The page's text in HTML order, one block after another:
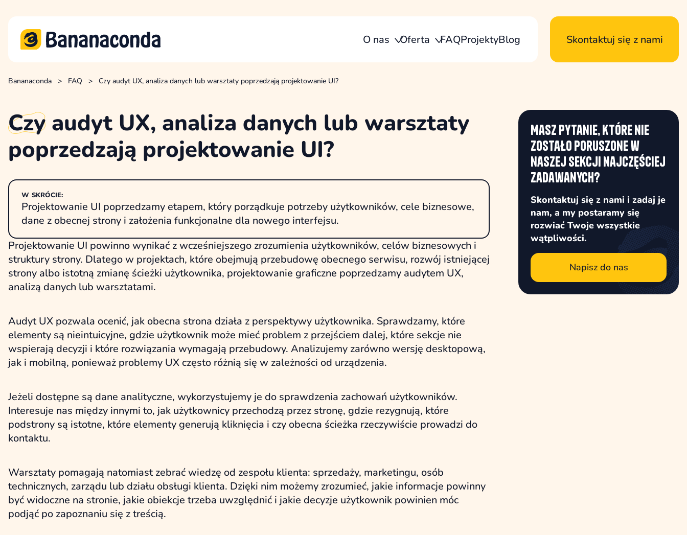
O nas Oferta FAQProjektyBlog Skontaktuj się z nami
Bananaconda > FAQ > Czy audyt UX, analiza danych lub warsztaty poprzedzają projektowanie UI?
Czy audyt UX, analiza danych lub warsztaty
poprzedzają projektowanie UI?
W SKRÓCIE:
Projektowanie UI poprzedzamy etapem, który porządkuje potrzeby użytkowników, cele biznesowe,
dane z obecnej strony i założenia funkcjonalne dla nowego interfejsu.
Projektowanie UI powinno wynikać z wcześniejszego zrozumienia użytkowników, celów biznesowych i
struktury strony. Dlatego w projektach, które obejmują przebudowę obecnego serwisu, rozwój istniejącej
strony albo istotną zmianę ścieżki użytkownika, projektowanie graficzne poprzedzamy audytem UX,
analizą danych lub warsztatami.
Audyt UX pozwala ocenić, jak obecna strona działa z perspektywy użytkownika. Sprawdzamy, które
elementy są nieintuicyjne, gdzie użytkownik może mieć problem z przejściem dalej, które sekcje nie
wspierają decyzji i które rozwiązania wymagają przebudowy. Analizujemy zarówno wersję desktopową,
jak i mobilną, ponieważ problemy UX często różnią się w zależności od urządzenia.
Jeżeli dostępne są dane analityczne, wykorzystujemy je do sprawdzenia zachowań użytkowników.
Interesuje nas między innymi to, jak użytkownicy przechodzą przez stronę, gdzie rezygnują, które
podstrony są istotne, które elementy generują kliknięcia i czy obecna ścieżka rzeczywiście prowadzi do
kontaktu.
Warsztaty pomagają natomiast zebrać wiedzę od zespołu klienta: sprzedaży, marketingu, osób
technicznych, zarządu lub działu obsługi klienta. Dzięki nim możemy zrozumieć, jakie informacje powinny
być widoczne na stronie, jakie obiekcje trzeba uwzględnić i jakie decyzje użytkownik powinien móc
podjąć po zapoznaniu się z treścią.
Masz pytanie, które nie
zostało poruszone w
naszej sekcji najczęściej
zadawanych?
Skontaktuj się z nami i zadaj je
nam, a my postaramy się
rozwiać Twoje wszystkie
wątpliwości.
Napisz do nas